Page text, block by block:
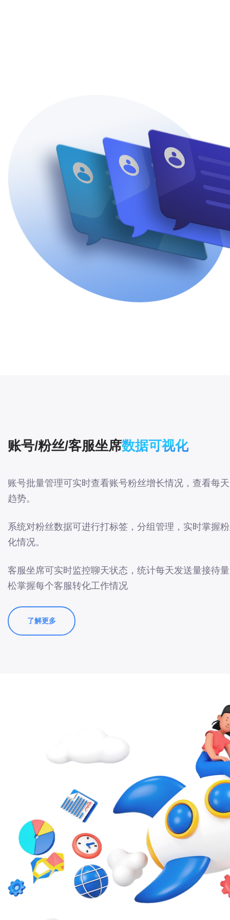
账号/粉丝/客服坐席数据可视化
账号批量管理可实时查看账号粉丝增长情况，查看每
趋势。
系统对粉丝数据可进行打标签，分组管理，实时掌握
化情况。
客服坐席可实时监控聊天状态，统计每天发送量接待
松掌握每个客服转化工作情况
了解更多